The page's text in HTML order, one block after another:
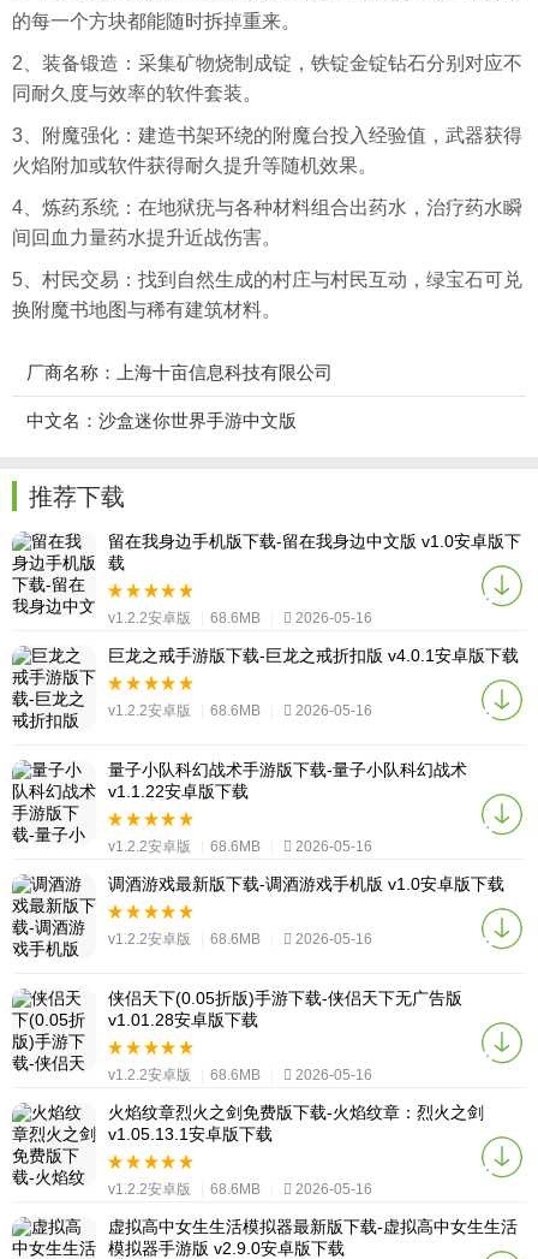
的每一个方块都能随时拆掉重来。
2、装备锻造：采集矿物烧制成锭，铁锭金锭钻石分别对应不
同耐久度与效率的软件套装。
3、附魔强化：建造书架环绕的附魔台投入经验值，武器获得
火焰附加或软件获得耐久提升等随机效果。
4、炼药系统：在地狱疣与各种材料组合出药水，治疗药水瞬
间回血力量药水提升近战伤害。
5、村民交易：找到自然生成的村庄与村民互动，绿宝石可兑
换附魔书地图与稀有建筑材料。
厂商名称：上海十亩信息科技有限公司
中文名：沙盒迷你世界手游中文版
推荐下载
留在我身边手机版下载-留在我身边中文版 v1.0安卓版下
载
v1.2.2安卓版 68.6MB 2026-05-16
巨龙之戒手游版下载-巨龙之戒折扣版 v4.0.1安卓版下载
v1.2.2安卓版 68.6MB 2026-05-16
量子小队科幻战术手游版下载-量子小队科幻战术
v1.1.22安卓版下载
v1.2.2安卓版 68.6MB 2026-05-16
调酒游戏最新版下载-调酒游戏手机版 v1.0安卓版下载
v1.2.2安卓版 68.6MB 2026-05-16
侠侣天下(0.05折版)手游下载-侠侣天下无广告版
v1.01.28安卓版下载
v1.2.2安卓版 68.6MB 2026-05-16
火焰纹章烈火之剑免费版下载-火焰纹章：烈火之剑
v1.05.13.1安卓版下载
v1.2.2安卓版 68.6MB 2026-05-16
虚拟高中女生生活模拟器最新版下载-虚拟高中女生生活
模拟器手游版 v2.9.0安卓版下载